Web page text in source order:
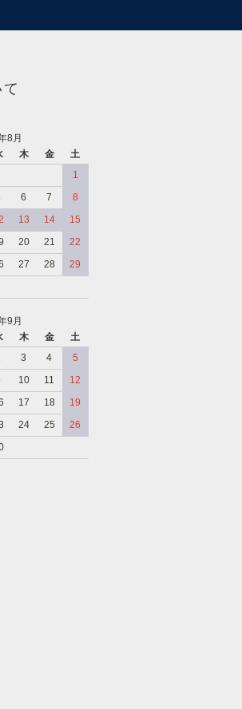
8月
木 金
土
1
6 7
8
13 14
15
20 21
22
27 28
29
9月
木 金
土
3 4
5
10 11
12
17 18
19
24 25
26